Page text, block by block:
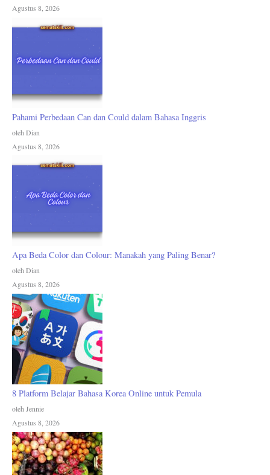
Agustus 8, 2026
Pahami Perbedaan Can dan Could dalam Bahasa Inggris
oleh Dian
Agustus 8, 2026
Apa Beda Color dan Colour: Manakah yang Paling Benar?
oleh Dian
Agustus 8, 2026
8 Platform Belajar Bahasa Korea Online untuk Pemula
oleh Jennie
Agustus 8, 2026